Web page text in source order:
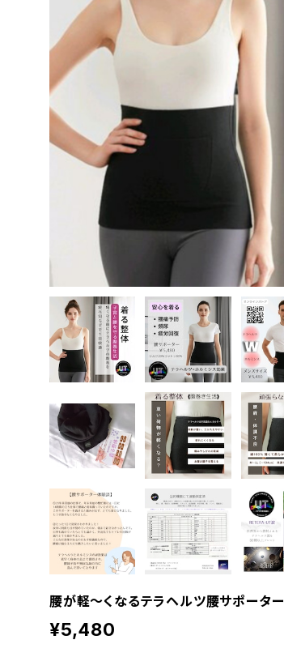
腰が軽〜くなるテラヘルツ腰サポーター
¥5,480